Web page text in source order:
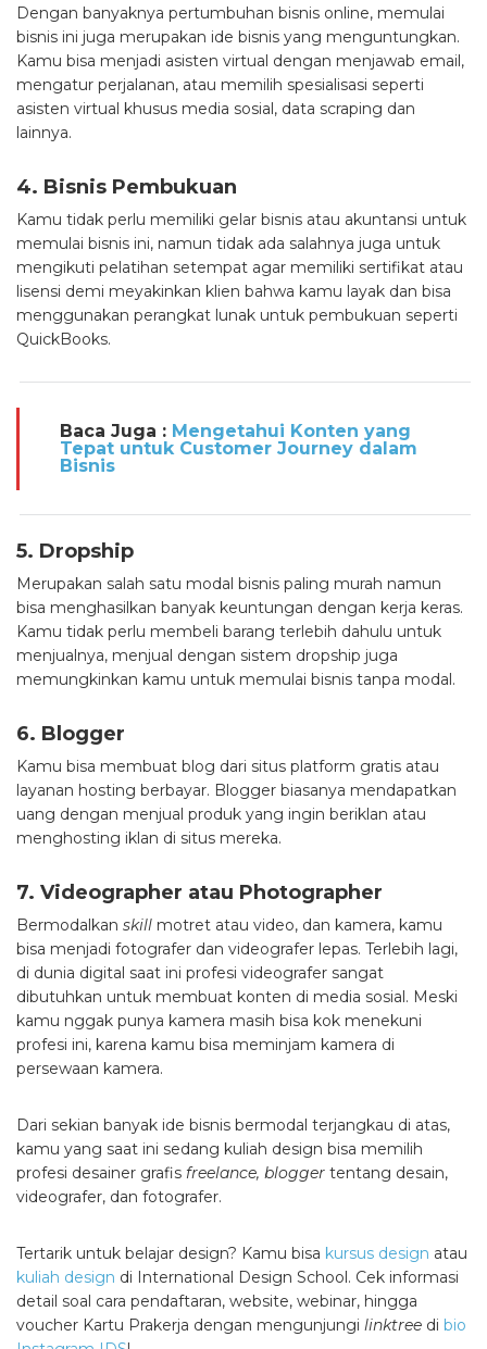
Dengan banyaknya pertumbuhan bisnis online, memulai
bisnis ini juga merupakan ide bisnis yang menguntungkan.
Kamu bisa menjadi asisten virtual dengan menjawab email,
mengatur perjalanan, atau memilih spesialisasi seperti
asisten virtual khusus media sosial, data scraping dan
lainnya.
4. Bisnis Pembukuan
Kamu tidak perlu memiliki gelar bisnis atau akuntansi untuk
memulai bisnis ini, namun tidak ada salahnya juga untuk
mengikuti pelatihan setempat agar memiliki sertifikat atau
lisensi demi meyakinkan klien bahwa kamu layak dan bisa
menggunakan perangkat lunak untuk pembukuan seperti
QuickBooks.
Baca Juga : Mengetahui Konten yang
Tepat untuk Customer Journey dalam
Bisnis
5. Dropship
Merupakan salah satu modal bisnis paling murah namun
bisa menghasilkan banyak keuntungan dengan kerja keras.
Kamu tidak perlu membeli barang terlebih dahulu untuk
menjualnya, menjual dengan sistem dropship juga
memungkinkan kamu untuk memulai bisnis tanpa modal.
6. Blogger
Kamu bisa membuat blog dari situs platform gratis atau
layanan hosting berbayar. Blogger biasanya mendapatkan
uang dengan menjual produk yang ingin beriklan atau
menghosting iklan di situs mereka.
7. Videographer atau Photographer
Bermodalkan skill motret atau video, dan kamera, kamu
bisa menjadi fotografer dan videografer lepas. Terlebih lagi,
di dunia digital saat ini profesi videografer sangat
dibutuhkan untuk membuat konten di media sosial. Meski
kamu nggak punya kamera masih bisa kok menekuni
profesi ini, karena kamu bisa meminjam kamera di
persewaan kamera.
Dari sekian banyak ide bisnis bermodal terjangkau di atas,
kamu yang saat ini sedang kuliah design bisa memilih
profesi desainer grafis freelance, blogger tentang desain,
videografer, dan fotografer.
Tertarik untuk belajar design? Kamu bisa kursus design atau
kuliah design di International Design School. Cek informasi
detail soal cara pendaftaran, website, webinar, hingga
voucher Kartu Prakerja dengan mengunjungi linktree di bio